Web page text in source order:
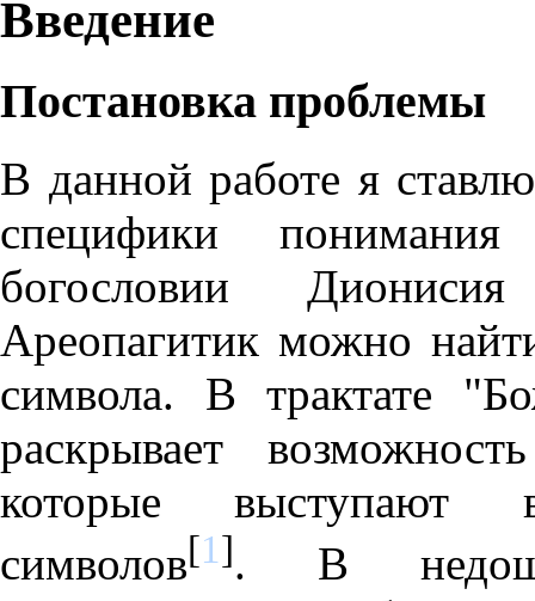
Введение
Постановка проблемы
В данной работе я
специфики
богословии
Ареопагитик можно
символа. В трактате
раскрывает
которые выступают
символов[1]. В